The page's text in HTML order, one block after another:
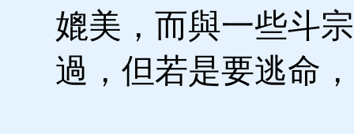
媲美，而與一些斗
過，但若是要逃命